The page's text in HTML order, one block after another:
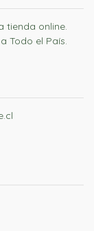
tienda online.
Todo el País.